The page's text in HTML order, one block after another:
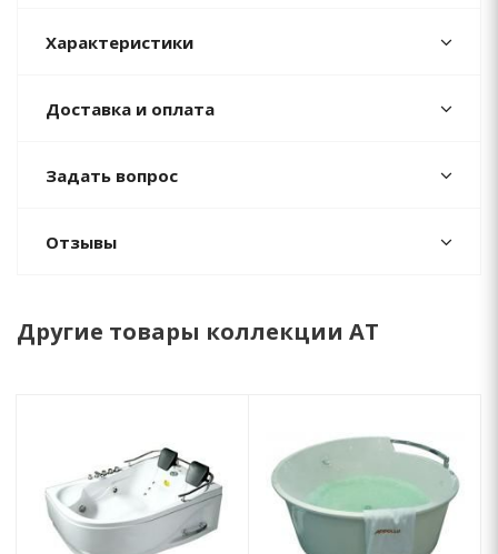
Характеристики
Доставка и оплата
Задать вопрос
Отзывы
Другие товары коллекции AT